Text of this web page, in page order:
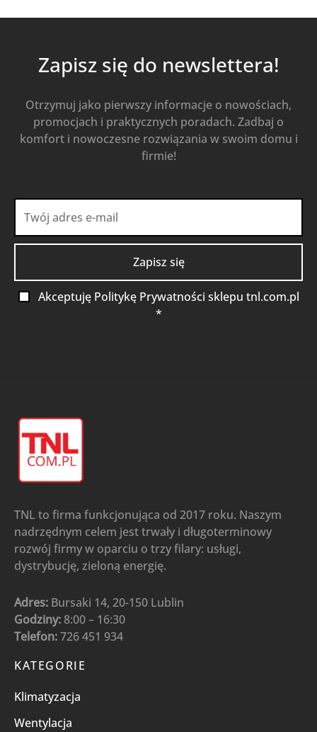
Zapisz się do newslettera!
Otrzymuj jako pierwszy informacje o nowościach,
promocjach i praktycznych poradach. Zadbaj o
komfort i nowoczesne rozwiązania w swoim domu i
firmie!
Akceptuję Politykę Prywatności sklepu tnl.com.pl
*
TNL to firma funkcjonująca od 2017 roku. Naszym
nadrzędnym celem jest trwały i długoterminowy
rozwój firmy w oparciu o trzy filary: usługi,
dystrybucję, zieloną energię.
Adres: Bursaki 14, 20-150 Lublin
Godziny: 8:00 – 16:30
Telefon:726 451 934
KATEGORIE
Klimatyzacja
Wentylacja